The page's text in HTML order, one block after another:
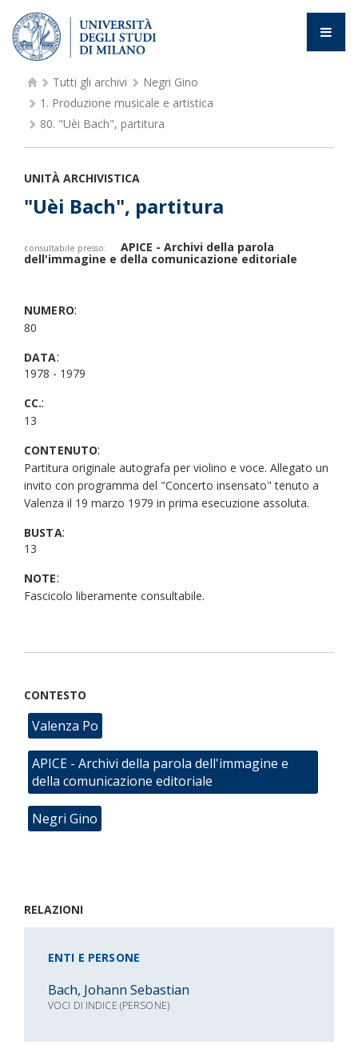
Tutti gli archivi
Negri Gino
1. Produzione musicale e artistica
80. "Uèi Bach", partitura
UNITÀ ARCHIVISTICA
"Uèi Bach", partitura
consultabile presso: APICE - Archivi della parola
dell'immagine e della comunicazione editoriale
NUMERO:
80
DATA:
1978 - 1979
CC.:
13
CONTENUTO:
Partitura originale autografa per violino e voce. Allegato un
invito con programma del "Concerto insensato" tenuto a
Valenza il 19 marzo 1979 in prima esecuzione assoluta.
BUSTA:
13
NOTE:
Fascicolo liberamente consultabile.
CONTESTO
Valenza Po
APICE - Archivi della parola dell'immagine e
della comunicazione editoriale
Negri Gino
RELAZIONI
ENTI E PERSONE
Bach, Johann Sebastian
VOCI DI INDICE (PERSONE)